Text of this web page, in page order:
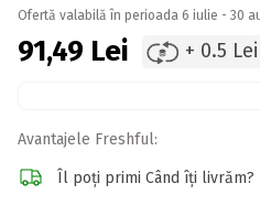
Ofertă valabilă în perioada 6 iulie - 30
91,49 Lei + 0.5 Lei
Avantajele Freshful:
Îl poți primi Când îți livrăm?